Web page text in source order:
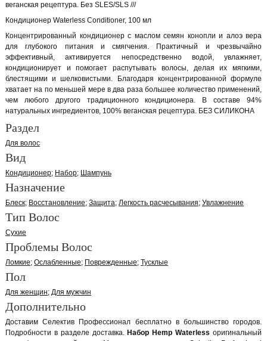
веганская рецептура. Без SLES/SLS ///
Кондиционер Waterless Conditioner, 100 мл
Концентрированный кондиционер с маслом семян конопли и алоэ вера
для глубокого питания и смягчения. Практичный и чрезвычайно
эффективный, активируется непосредственно водой, увлажняет,
кондиционирует и помогает распутывать волосы, делая их мягкими,
блестящими и шелковистыми. Благодаря концентрированной формуле
хватает на по меньшей мере в два раза большее количество применений,
чем любого другого традиционного кондиционера. В составе 94%
натуральных ингредиентов, 100% веганская рецептура. БЕЗ СИЛИКОНА
Раздел
Для волос
Вид
Кондиционер Набор Шампунь
Назначение
Блеск Восстановление Защита Легкость расчесывания Увлажнение
Тип Волос
Сухие
Проблемы Волос
Ломкие Ослабленные Поврежденные Тусклые
Пол
Для женщин Для мужчин
Дополнительно
Доставим Селектив Профессионал бесплатно в большинство городов.
Подробности в разделе доставка. Набор Hemp Waterlessоригинальный